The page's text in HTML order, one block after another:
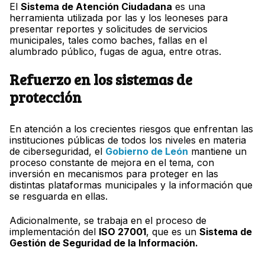
El Sistema de Atención Ciudadana es una
herramienta utilizada por las y los leoneses para
presentar reportes y solicitudes de servicios
municipales, tales como baches, fallas en el
alumbrado público, fugas de agua, entre otras.
Refuerzo en los sistemas de
protección
En atención a los crecientes riesgos que enfrentan las
instituciones públicas de todos los niveles en materia
de ciberseguridad, el Gobierno de León mantiene un
proceso constante de mejora en el tema, con
inversión en mecanismos para proteger en las
distintas plataformas municipales y la información que
se resguarda en ellas.
Adicionalmente, se trabaja en el proceso de
implementación del ISO 27001, que es un Sistema de
Gestión de Seguridad de la Información.